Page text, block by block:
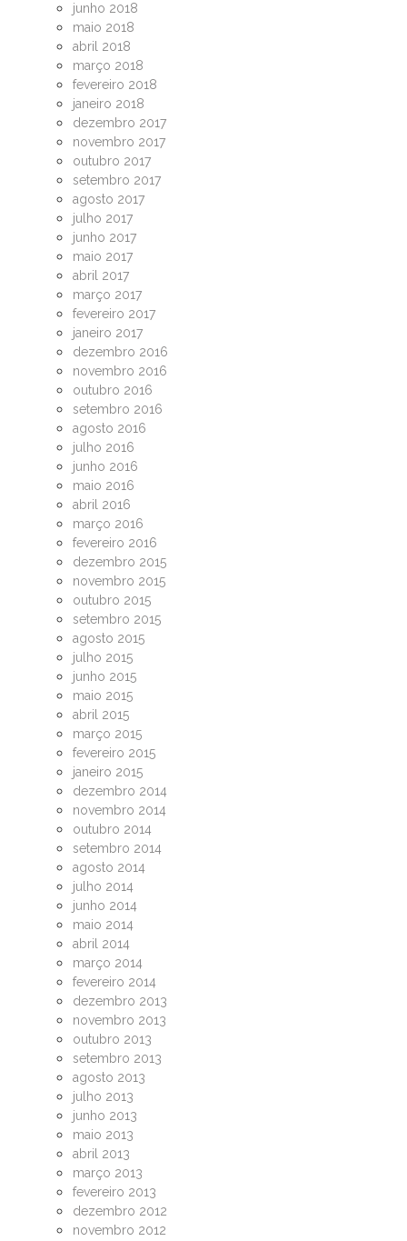
junho 2018
maio 2018
abril 2018
março 2018
fevereiro 2018
janeiro 2018
dezembro 2017
novembro 2017
outubro 2017
setembro 2017
agosto 2017
julho 2017
junho 2017
maio 2017
abril 2017
março 2017
fevereiro 2017
janeiro 2017
dezembro 2016
novembro 2016
outubro 2016
setembro 2016
agosto 2016
julho 2016
junho 2016
maio 2016
abril 2016
março 2016
fevereiro 2016
dezembro 2015
novembro 2015
outubro 2015
setembro 2015
agosto 2015
julho 2015
junho 2015
maio 2015
abril 2015
março 2015
fevereiro 2015
janeiro 2015
dezembro 2014
novembro 2014
outubro 2014
setembro 2014
agosto 2014
julho 2014
junho 2014
maio 2014
abril 2014
março 2014
fevereiro 2014
dezembro 2013
novembro 2013
outubro 2013
setembro 2013
agosto 2013
julho 2013
junho 2013
maio 2013
abril 2013
março 2013
fevereiro 2013
dezembro 2012
novembro 2012